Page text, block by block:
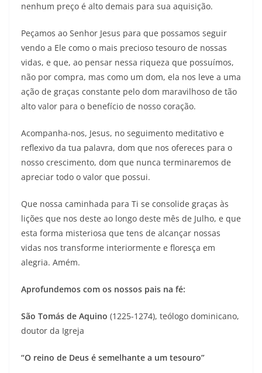
nenhum preço é alto demais para sua aquisição.
Peçamos ao Senhor Jesus para que possamos seguir
vendo a Ele como o mais precioso tesouro de nossas
vidas, e que, ao pensar nessa riqueza que possuímos,
não por compra, mas como um dom, ela nos leve a uma
ação de graças constante pelo dom maravilhoso de tão
alto valor para o benefício de nosso coração.
Acompanha-nos, Jesus, no seguimento meditativo e
reflexivo da tua palavra, dom que nos ofereces para o
nosso crescimento, dom que nunca terminaremos de
apreciar todo o valor que possui.
Que nossa caminhada para Ti se consolide graças às
lições que nos deste ao longo deste mês de Julho, e que
esta forma misteriosa que tens de alcançar nossas
vidas nos transforme interiormente e floresça em
alegria. Amém.
Aprofundemos com os nossos pais na fé:
São Tomás de Aquino (1225-1274), teólogo dominicano,
doutor da Igreja
“O reino de Deus é semelhante a um tesouro”